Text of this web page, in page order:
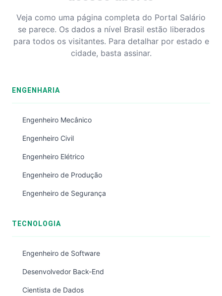
Veja como uma página completa do Portal Salário
se parece. Os dados a nível Brasil estão liberados
para todos os visitantes. Para detalhar por estado e
cidade, basta assinar.
ENGENHARIA
Engenheiro Mecânico
Engenheiro Civil
Engenheiro Elétrico
Engenheiro de Produção
Engenheiro de Segurança
TECNOLOGIA
Engenheiro de Software
Desenvolvedor Back-End
Cientista de Dados